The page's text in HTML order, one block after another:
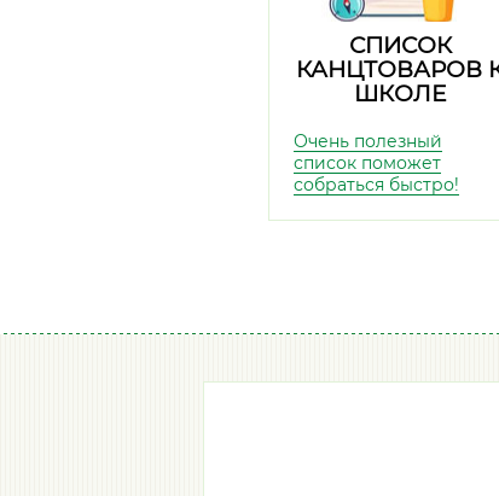
СПИСОК
КАНЦТОВАРОВ
ШКОЛЕ
Очень полезный
список поможет
собраться быстро!